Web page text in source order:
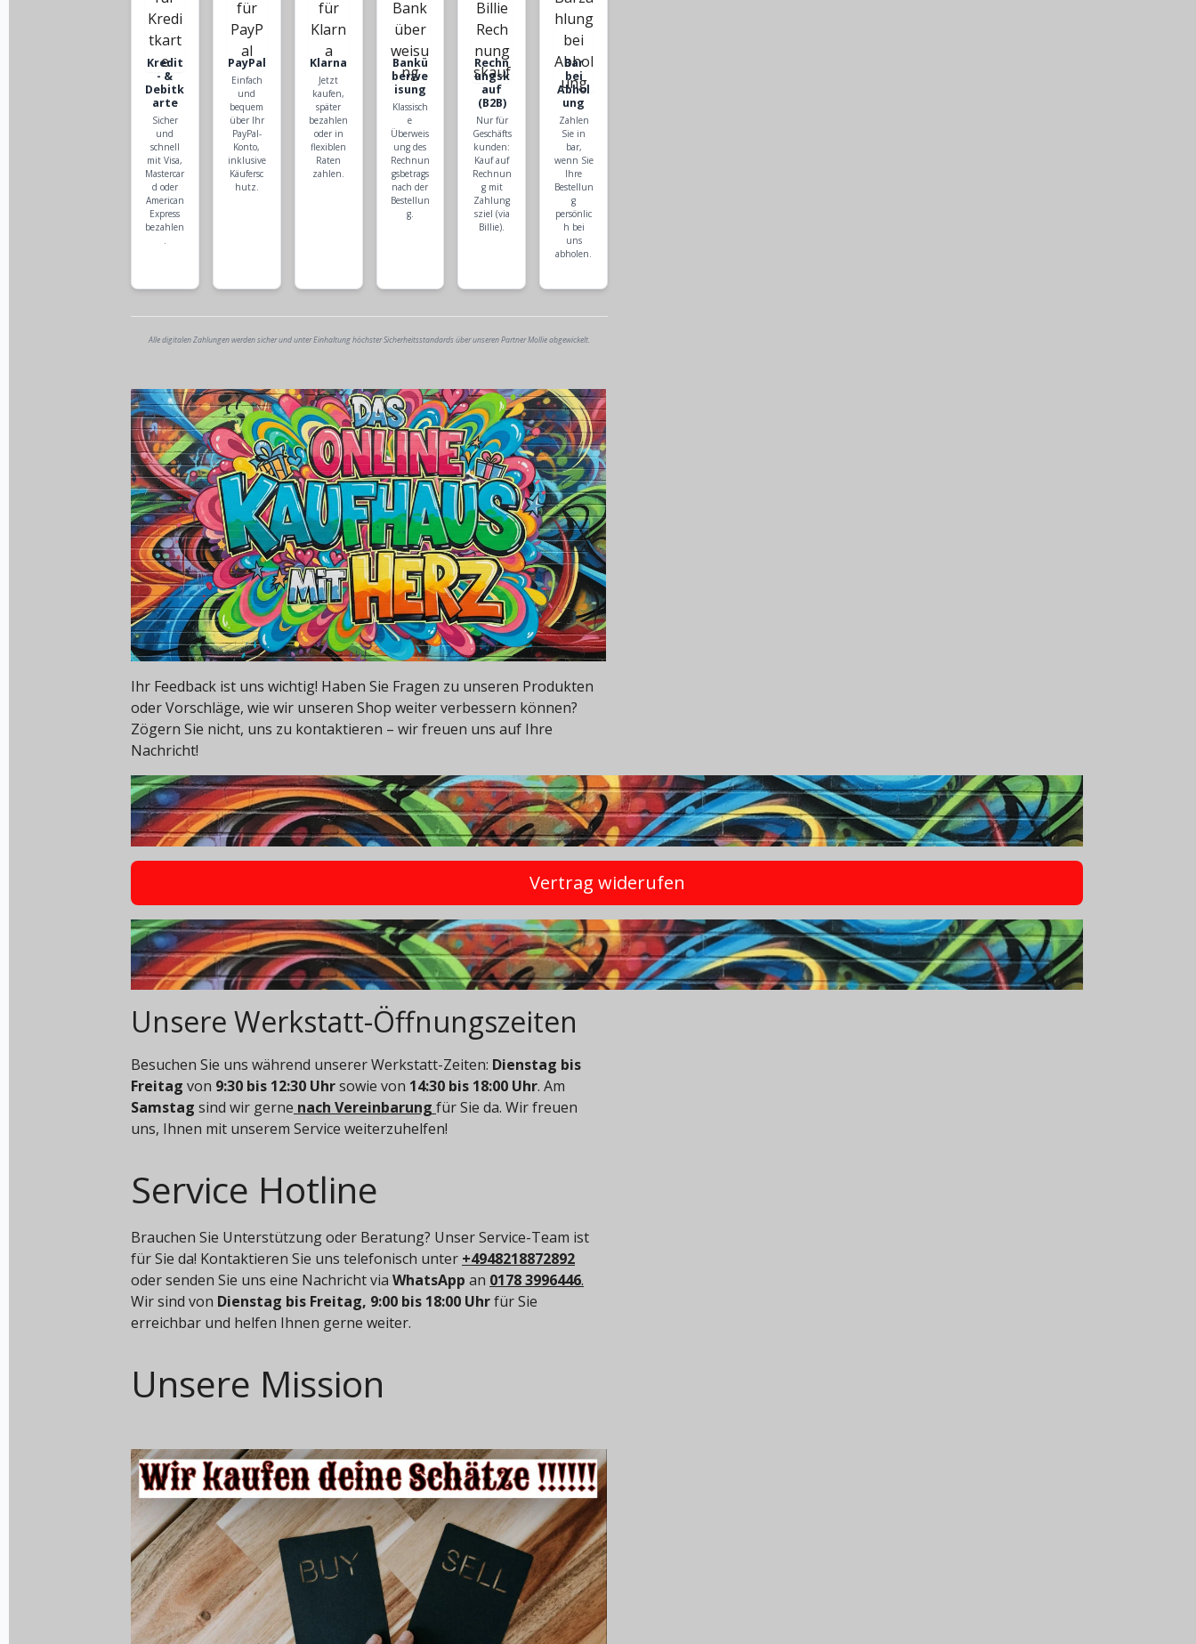
Kredit
- &
Debitk
arte
Sicher
und
schnell
mit Visa,
Mastercar
d oder
American
Express
bezahlen
.
PayPal
Einfach
und
bequem
über Ihr
PayPal-
Konto,
inklusive
Käufersc
hutz.
Klarna
Jetzt
kaufen,
später
bezahlen
oder in
flexiblen
Raten
zahlen.
Bankü
berwe
isung
Klassisch
e
Überweis
ung des
Rechnun
gsbetrags
nach der
Bestellun
g.
Rechn
ungsk
auf
(B2B)
Nur für
Geschäfts
kunden:
Kauf auf
Rechnun
g mit
Zahlung
sziel (via
Billie).
Bar
bei
Abhol
ung
Zahlen
Sie in
bar,
wenn Sie
Ihre
Bestellun
g
persönlic
h bei
uns
abholen.
Alle digitalen Zahlungen werden sicher und unter Einhaltung höchster Sicherheitsstandards über unseren Partner Mollie abgewickelt.
Ihr Feedback ist uns wichtig! Haben Sie Fragen zu unseren Produkten
oder Vorschläge, wie wir unseren Shop weiter verbessern können?
Zögern Sie nicht, uns zu kontaktieren – wir freuen uns auf Ihre
Nachricht!
Vertrag widerufen
Unsere Werkstatt-Öffnungszeiten
Besuchen Sie uns während unserer Werkstatt-Zeiten: Dienstag bis
Freitag von 9:30 bis 12:30 Uhrsowie von 14:30 bis 18:00 Uhr. Am
Samstag sind wir gerne nach Vereinbarung für Sie da. Wir freuen
uns, Ihnen mit unserem Service weiterzuhelfen!
Service Hotline
Brauchen Sie Unterstützung oder Beratung? Unser Service-Team ist
für Sie da! Kontaktieren Sie uns telefonisch unter +4948218872892
oder senden Sie uns eine Nachricht via WhatsApp an 0178 3996446.
Wir sind von Dienstag bis Freitag, 9:00 bis 18:00 Uhrfür Sie
erreichbar und helfen Ihnen gerne weiter.
Unsere Mission